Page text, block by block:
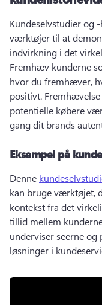
Kundeselvstudier og
værktøjer til at
Fremhæv kunderne
hvor du fremhæver,
positivt.
potentielle købere
gang dit brands
Eksempel på
Denne
kan bruge værktøjet,
kontekst fra det
tillid mellem
underviser seerne
løsninger i